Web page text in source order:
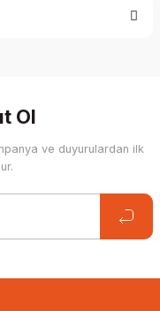
Ol
ve duyurulardan ilk